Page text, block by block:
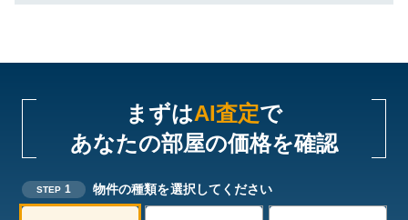
まずはAI査定で
あなたの部屋の価格を確認
STEP 1 物件の種類を選択してください